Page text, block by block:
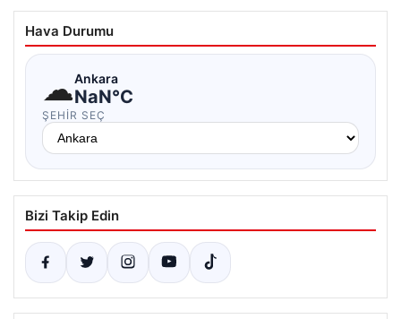
Hava Durumu
☁Ankara
NaN°C
ŞEHIR SEÇ
Bizi Takip Edin